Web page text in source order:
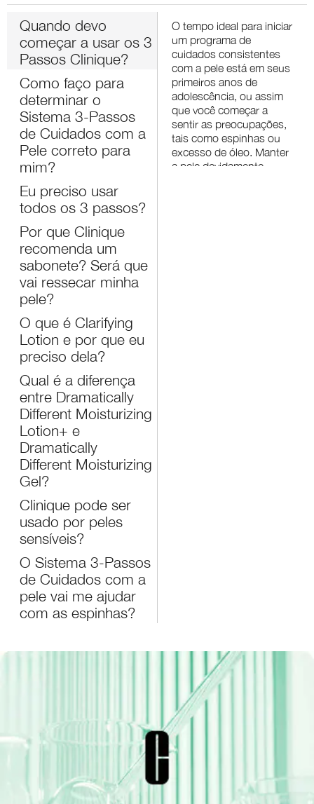
Quando devo
começar a usar os 3
Passos Clinique?
Como faço para
determinar o
Sistema 3-Passos
de Cuidados com a
Pele correto para
mim?
Eu preciso usar
todos os 3 passos?
Por que Clinique
recomenda um
sabonete? Será que
vai ressecar minha
pele?
O que é Clarifying
Lotion e por que eu
preciso dela?
Qual é a diferença
entre Dramatically
Different Moisturizing
Lotion+ e
Dramatically
Different Moisturizing
Gel?
Clinique pode ser
usado por peles
sensíveis?
O Sistema 3-Passos
de Cuidados com a
pele vai me ajudar
com as espinhas?
O tempo ideal para iniciar
um programa de
cuidados consistentes
com a pele está em seus
primeiros anos de
adolescência, ou assim
que você começar a
sentir as preocupações,
tais como espinhas ou
excesso de óleo. Manter
a pele devidamente